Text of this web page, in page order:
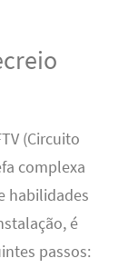
(Circuito
complexa
habilidades
é
passos: